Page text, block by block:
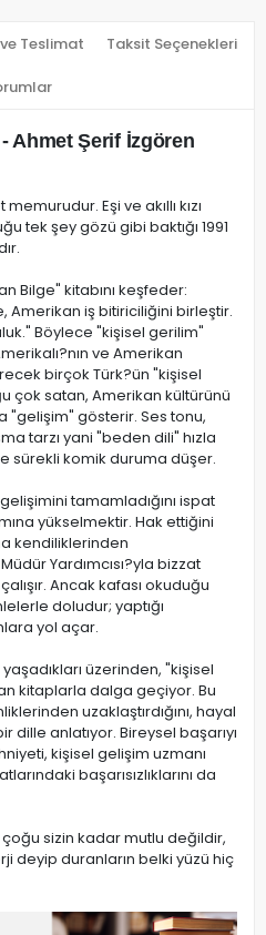
Teslimat Taksit Seçenekleri
Ahmet Şerif İzgören
Eşi ve akıllı kızı
tek şey gözü gibi baktığı 1991
Bilge" kitabını keşfeder:
Amerikan iş bitiriciliğini birleştir.
Böylece "kişisel gerilim"
ve Amerikan
birçok Türk?ün "kişisel
çok satan, Amerikan kültürünü
"gelişim" gösterir. Ses tonu,
tarzı yani "beden dili" hızla
sürekli komik duruma düşer.
tamamladığını ispat
yükselmektir. Hak ettiğini
kendiliklerinden
Yardımcısı?yla bizzat
Ancak kafası okuduğu
doludur; yaptığı
yol açar.
yaşadıkları üzerinden, "kişisel
kitaplarla dalga geçiyor. Bu
uzaklaştırdığını, hayal
dille anlatıyor. Bireysel başarıyı
kişisel gelişim uzmanı
başarısızlıklarını da
sizin kadar mutlu değildir,
deyip duranların belki yüzü hiç